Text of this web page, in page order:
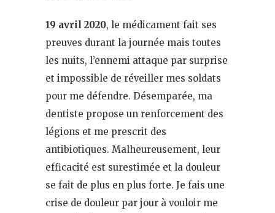
19 avril 2020, le médicament fait ses
preuves durant la journée mais toutes
les nuits, l’ennemi attaque par surprise
et impossible de réveiller mes soldats
pour me défendre. Désemparée, ma
dentiste propose un renforcement des
légions et me prescrit des
antibiotiques. Malheureusement, leur
efficacité est surestimée et la douleur
se fait de plus en plus forte. Je fais une
crise de douleur par jour à vouloir me